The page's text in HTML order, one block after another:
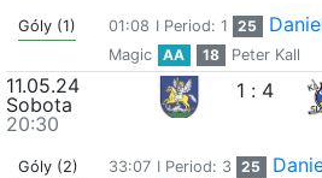
Góly (1) 01:08 I Period: 1 25
Magic
AA 18 Peter Kall
11.05.24
Sobota
20:30
1 : 4
Góly (2) 33:07 I Period: 3 25